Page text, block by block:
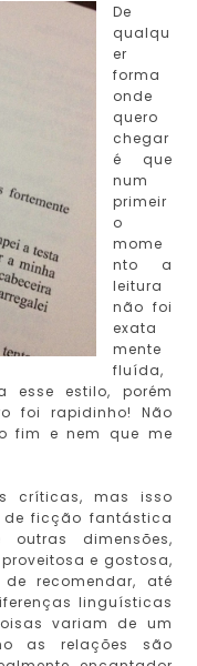
De
qualqu
er
forma
onde
quero
chegar
é que
num
primeir
o
mome
nto a
leitura
não foi
exata
mente
fluída,
esse estilo, porém
foi rapidinho! Não
fim e nem que me
críticas, mas isso
ficção fantástica
dimensões,
e gostosa,
recomendar, até
linguísticas
variam de um
as relações são